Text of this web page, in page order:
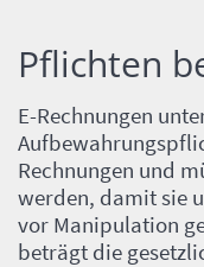
Einleitung
Pflichten
E-Rechnungen
Rechnungen und
werden, damit sie
vor Manipulation
beträgt die